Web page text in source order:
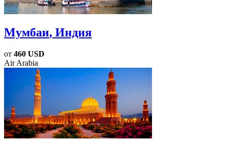
Мумбаи, Индия
от 460 USD
Air Arabia